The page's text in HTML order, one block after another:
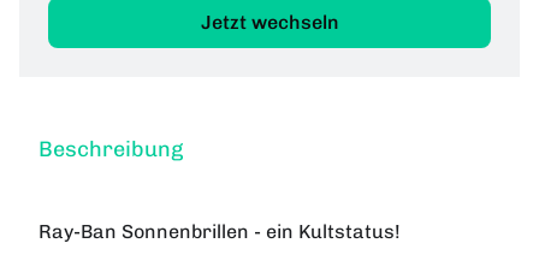
Jetzt wechseln
Beschreibung
Ray-Ban Sonnenbrillen - ein Kultstatus!